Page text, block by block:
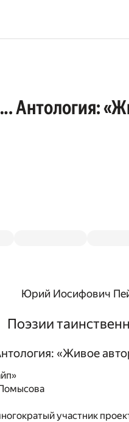
Антология:
Юрий Иосифович
Поэзии
«Живое
участник